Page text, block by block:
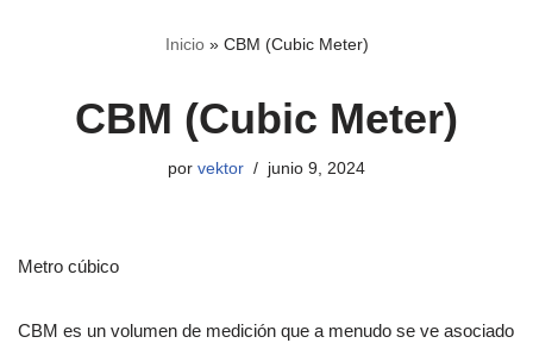
Inicio» CBM (Cubic Meter)
CBM (Cubic Meter)
por vektor junio 9, 2024
Metro cúbico
CBM es un volumen de medición que a menudo se ve asociado